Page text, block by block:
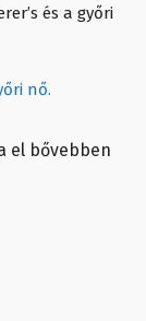
és a győri
nő.
el bővebben